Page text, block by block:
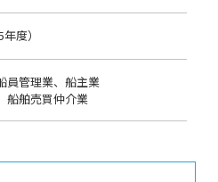
度）
員管理業、船主業
船舶売買仲介業